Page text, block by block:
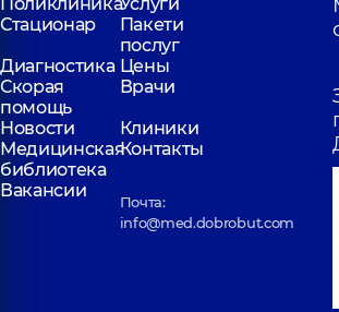
Святошино
Поликлиника
Святошинская, 3-Б, г.
Киев
Стационар
Пакети
послуг
Диагностика Цены
Скорая
помощь
Врачи
Новости
Клиники
Медицинская
библиотека
Контакты
Вакансии
Почта:
info@med.dobrobut.com